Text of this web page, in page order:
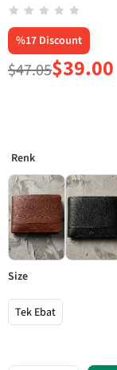
%17 Discount
$47.05$39.00
size
Tek Ebat